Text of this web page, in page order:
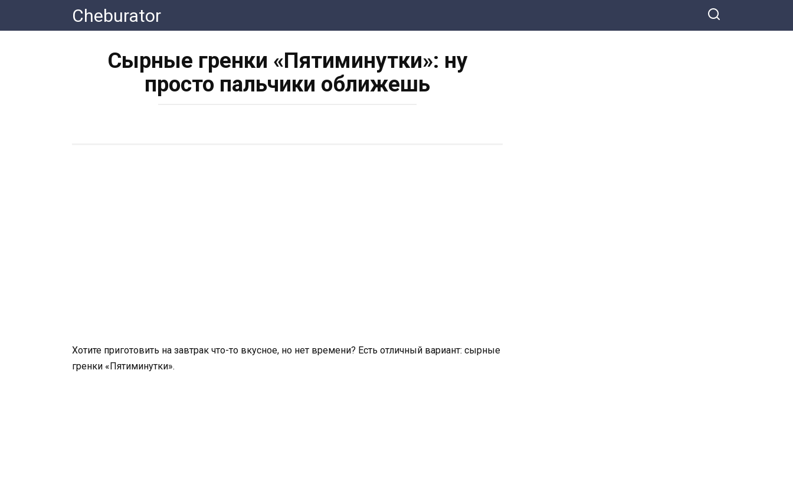
контенту
Cheburator
Сырные гренки «Пятиминутки»: ну
просто пальчики оближешь
Хотите приготовить на завтрак что-то вкусное, но нет времени? Есть отличный вариант: сырные
гренки «Пятиминутки».